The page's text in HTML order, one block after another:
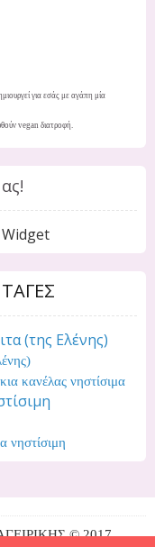
για εσάς με αγάπη μία
vegan διατροφή.
κανέλας νηστίσιμα
νηστίσιμη
© 2017